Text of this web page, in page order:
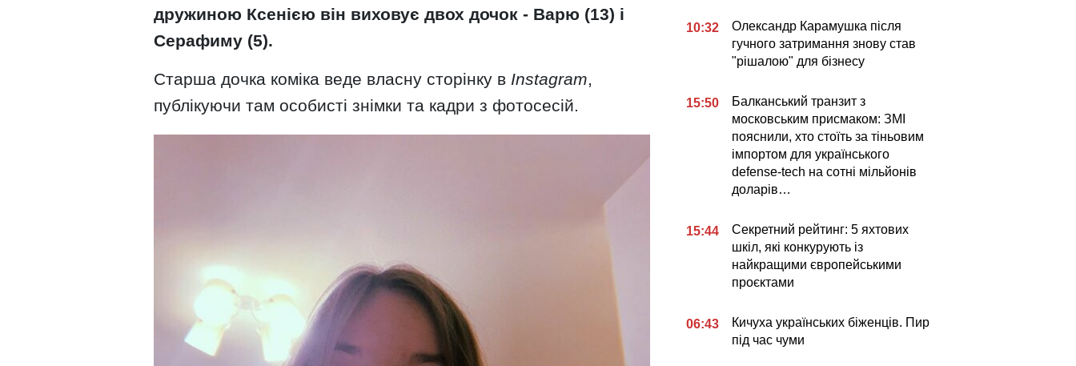
дружиною Ксенією він виховує двох дочок - Варю (13) і
Серафиму (5).
Старша дочка коміка веде власну сторінку в Instagram,
публікуючи там особисті знімки та кадри з фотосесій.
10:32
Олександр Карамушка після
гучного затримання знову став
"рішалою" для бізнесу
15:50
Балканський транзит з
московським присмаком: ЗМІ
пояснили, хто стоїть за тіньовим
імпортом для українського
defense-tech на сотні мільйонів
доларів…
15:44
Секретний рейтинг: 5 яхтових
шкіл, які конкурують із
найкращими європейськими
проєктами
06:43
Кичуха українських біженців. Пир
під час чуми